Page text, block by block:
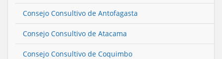
Consejo Consultivo de Antofagasta
Consejo Consultivo de Atacama
Consejo Consultivo de Coquimbo